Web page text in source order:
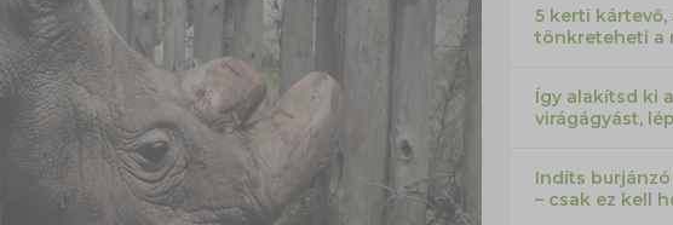
5 kerti kártevő,
tönkreteheti a
Így alakítsd ki
virágágyást,
Indíts
– csak ez kell